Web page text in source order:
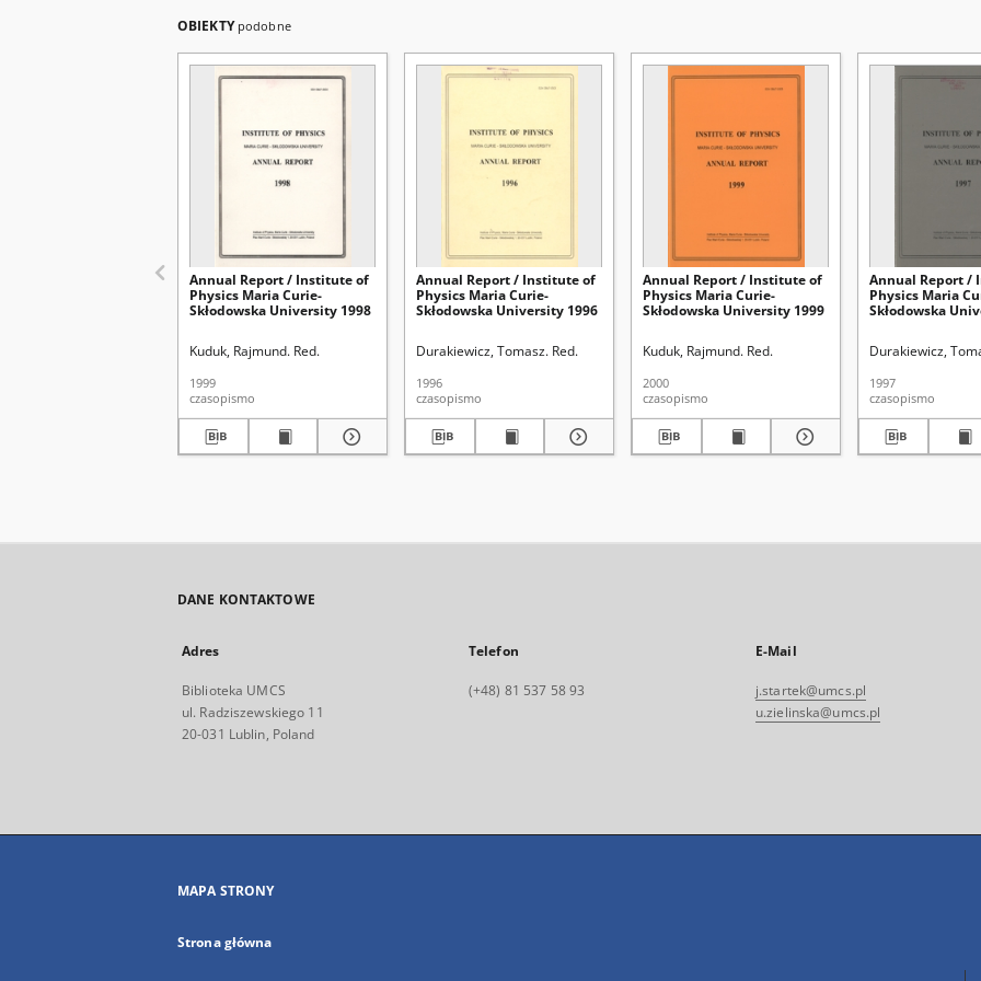
OBIEKTY podobne
Annual Report / Institute of
Physics Maria Curie-
Skłodowska University 1998
Kuduk, Rajmund. Red.
1999
czasopismo
Annual Report / Institute of
Physics Maria Curie-
Skłodowska University 1996
Durakiewicz, Tomasz. Red.
1996
czasopismo
Annual Report / Institute of
Physics Maria Curie-
Skłodowska University 1999
Kuduk, Rajmund. Red.
2000
czasopismo
Annual Report /
Physics Maria
Skłodowska
Durakiewicz,
1997
czasopismo
DANE KONTAKTOWE
Adres
Biblioteka UMCS
ul. Radziszewskiego 11
20-031 Lublin, Poland
Telefon
(+48) 81 537 58 93
E-Mail
j.startek@umcs.pl
u.zielinska@umcs.pl
MAPA STRONY
Strona główna